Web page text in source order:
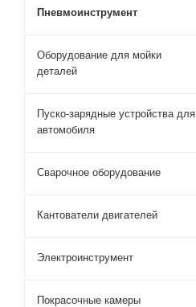
Пневмоинструмент
Оборудование для мойки
деталей
Пуско-зарядные устройства для
автомобиля
Сварочное оборудование
Кантователи двигателей
Электроинструмент
Покрасочные камеры